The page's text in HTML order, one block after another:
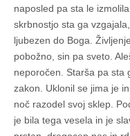
naposled pa sta le
skrbnostjo sta ga
ljubezen do Boga.
pobožno, sin pa sveto.
neporočen. Starša pa sta
zakon. Uklonil se jima je
noč razodel svoj sklep.
je bila tega vesela in je